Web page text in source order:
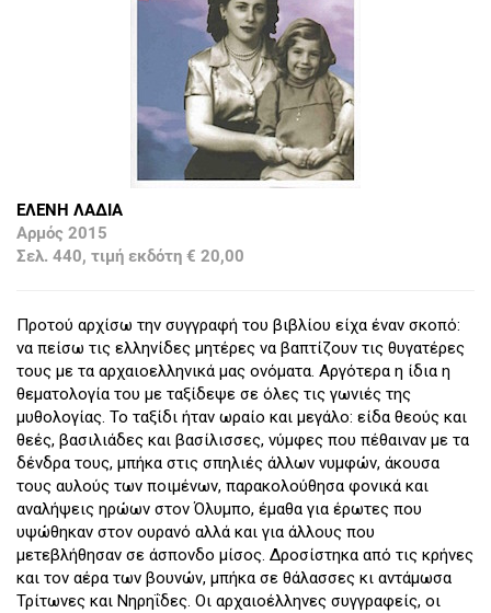
ΕΛΕΝΗ ΛΑΔΙΑ
Αρμός 2015
Σελ. 440, τιμή εκδότη € 20,00
Προτού αρχίσω την συγγραφή του βιβλίου είχα έναν σκοπό:
να πείσω τις ελληνίδες μητέρες να βαπτίζουν τις θυγατέρες
τους με τα αρχαιοελληνικά μας ονόματα. Αργότερα η ίδια η
θεματολογία του με ταξίδεψε σε όλες τις γωνιές της
μυθολογίας. Το ταξίδι ήταν ωραίο και μεγάλο: είδα θεούς και
θεές, βασιλιάδες και βασίλισσες, νύμφες που πέθαιναν με τα
δένδρα τους, μπήκα στις σπηλιές άλλων νυμφών, άκουσα
τους αυλούς των ποιμένων, παρακολούθησα φονικά και
αναλήψεις ηρώων στον Όλυμπο, έμαθα για έρωτες που
υψώθηκαν στον ουρανό αλλά και για άλλους που
μετεβλήθησαν σε άσπονδο μίσος. Δροσίστηκα από τις κρήνες
και τον αέρα των βουνών, μπήκα σε θάλασσες κι αντάμωσα
Τρίτωνες και Νηρηΐδες. Οι αρχαιοέλληνες συγγραφείς, οι